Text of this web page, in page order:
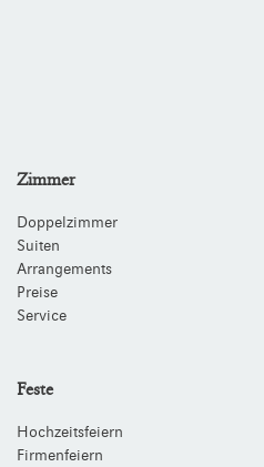
Zimmer
Doppelzimmer
Suiten
Arrangements
Preise
Service
Feste
Hochzeitsfeiern
Firmenfeiern